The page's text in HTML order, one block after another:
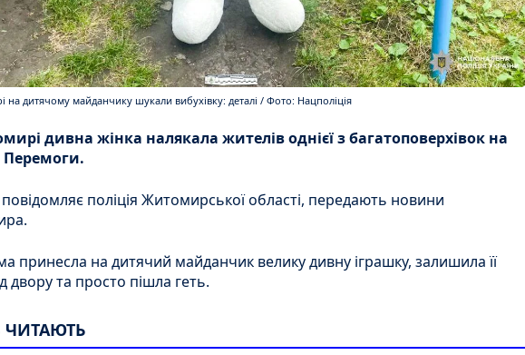
на дитячому майданчику шукали вибухівку: деталі / Фото: Нацполіція
дивна жінка налякала жителів однієї з багатоповерхівок на
Перемоги.
поліція Житомирської області, передають новини
принесла на дитячий майданчик велику дивну іграшку, залишила її
двору та просто пішла геть.
ЧИТАЮТЬ